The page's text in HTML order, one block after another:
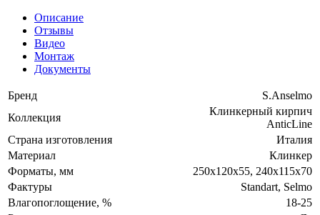
Описание
Отзывы
Видео
Монтаж
Документы
Бренд
S.Anselmo
Коллекция
Клинкерный кирпич
AnticLine
Страна изготовления
Италия
Материал
Клинкер
Форматы, мм
250х120х55, 240х115х70
Фактуры
Standart, Selmo
Влагопоглощение, %
18-25